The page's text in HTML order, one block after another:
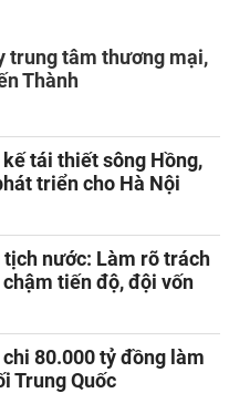
trung tâm thương mại,
Thành
tái thiết sông Hồng,
triển cho Hà Nội
tịch nước: Làm rõ trách
tiến độ, đội vốn
80.000 tỷ đồng làm
Trung Quốc